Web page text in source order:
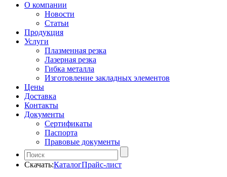
О компании
Новости
Статьи
Продукция
Услуги
Плазменная резка
Лазерная резка
Гибка металла
Изготовление закладных элементов
Цены
Доставка
Контакты
Документы
Сертификаты
Паспорта
Правовые документы
Скачать:КаталогПрайс-лист